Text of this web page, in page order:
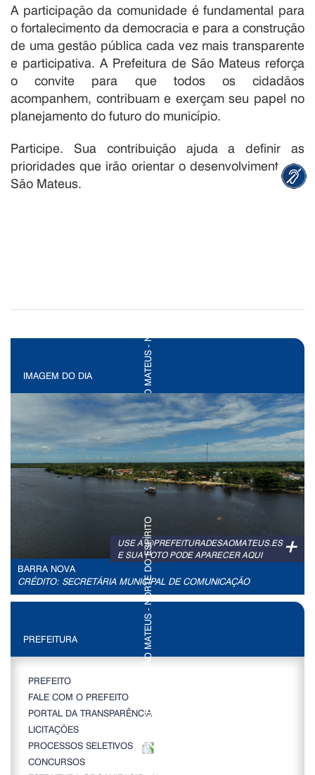
A participação da comunidade é fundamental para
o fortalecimento da democracia e para a construção
de uma gestão pública cada vez mais transparente
e participativa. A Prefeitura de São Mateus reforça
o convite para que todos os cidadãos
acompanhem, contribuam e exerçam seu papel no
planejamento do futuro do município.
Participe. Sua contribuição ajuda a definir as
prioridades que irão orientar o desenvolvimento de
São Mateus.
IMAGEM DO DIA
+
USE A @PREFEITURADESAOMATEUS.ES
E SUA FOTO PODE APARECER AQUI
BARRA NOVA
CRÉDITO: SECRETÁRIA MUNICIPAL DE COMUNICAÇÃO
PREFEITURA
PREFEITO
FALE COM O PREFEITO
PORTAL DA TRANSPARÊNCIA
LICITAÇÕES
PROCESSOS SELETIVOS
CONCURSOS